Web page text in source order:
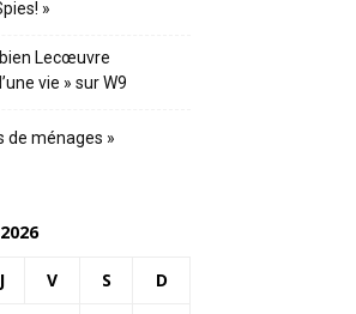
»
Lecœuvre
vie » sur W9
de ménages »
J V S D